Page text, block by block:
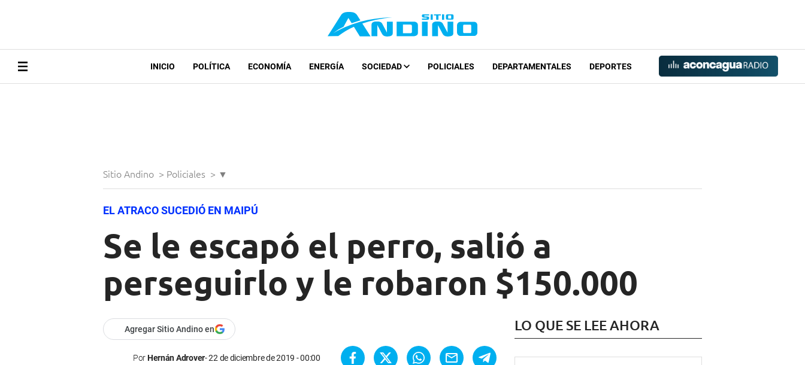
INICIO POLÍTICA ECONOMÍA ENERGÍA SOCIEDAD POLICIALES DEPARTAMENTALES DEPORTES
Sitio Andino > Policiales > ▼
EL ATRACO SUCEDIÓ EN MAIPÚ
Se le escapó el perro, salió a
perseguirlo y le robaron $150.000
Agregar Sitio Andino en
PorHernán Adrover 22 de diciembre de 2019 - 00:00
LO QUE SE LEE AHORA